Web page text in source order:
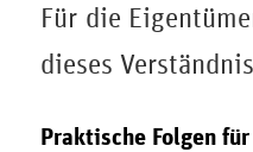
Für die
dieses
Praktische Folgen